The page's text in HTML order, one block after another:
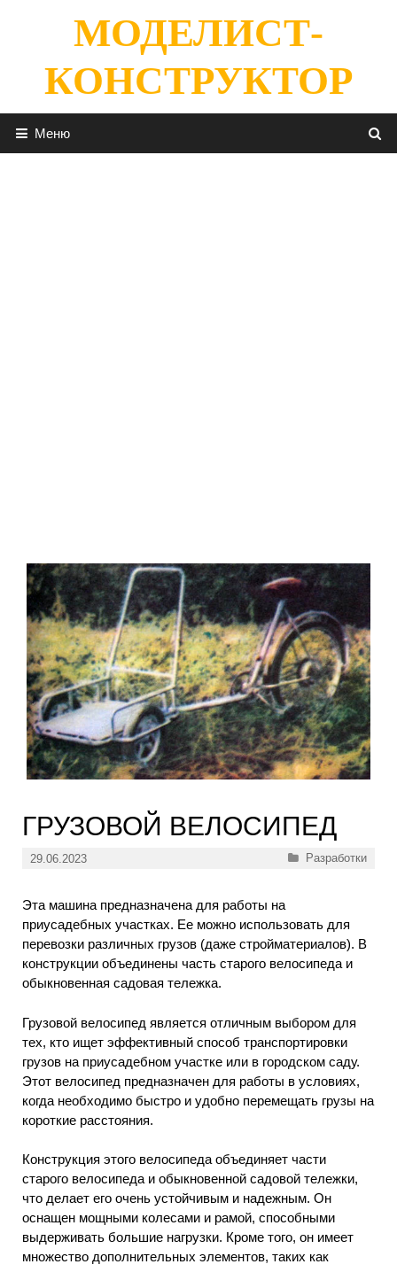
содержимомуМОДЕЛИСТ-
КОНСТРУКТОР
Меню
ГРУЗОВОЙ ВЕЛОСИПЕД
29.06.2023 Рубрики
Разработки
Эта машина предназначена для работы на
приусадебных участках. Ее можно использовать для
перевозки различных грузов (даже стройматериалов). В
конструкции объединены часть старого велосипеда и
обыкновенная садовая тележка.
Грузовой велосипед является отличным выбором для
тех, кто ищет эффективный способ транспортировки
грузов на приусадебном участке или в городском саду.
Этот велосипед предназначен для работы в условиях,
когда необходимо быстро и удобно перемещать грузы на
короткие расстояния.
Конструкция этого велосипеда объединяет части
старого велосипеда и обыкновенной садовой тележки,
что делает его очень устойчивым и надежным. Он
оснащен мощными колесами и рамой, способными
выдерживать большие нагрузки. Кроме того, он имеет
множество дополнительных элементов, таких как